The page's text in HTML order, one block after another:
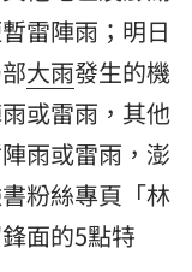
雷陣雨；明日
大雨發生的機
或雷雨，其他
雨或雷雨，澎
粉絲專頁「林
面的5點特